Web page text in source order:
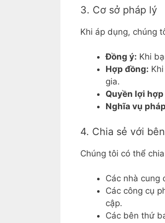
3. Cơ sở pháp lý
Khi áp dụng, chúng
Đồng ý: Khi
Hợp đồng:
gia.
Quyền lợi
Nghĩa vụ
4. Chia sẻ với
Chúng tôi có thể
Các nhà cung
Các công cụ
cập.
Các bên thứ